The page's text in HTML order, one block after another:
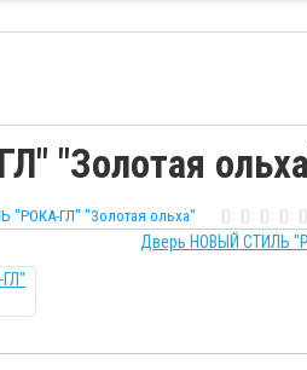
"Золотая
ГЛ" "Золотая ольха"